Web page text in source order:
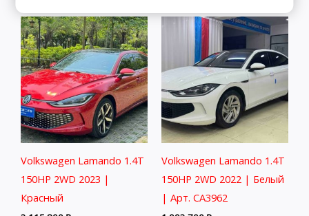
Volkswagen Lamando 1.4T
150HP 2WD 2023 |
Красный
Volkswagen Lamando 1.4T
150HP 2WD 2022 | Белый
| Арт. CA3962